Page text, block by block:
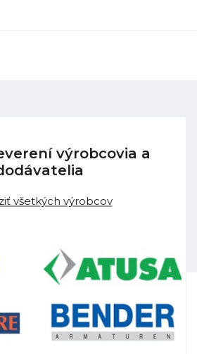
výrobcovia a
všetkých výrobcov